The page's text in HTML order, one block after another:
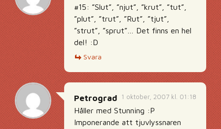
#15: ”Slut”, ”njut”, ”krut”, ”tut”,
”plut”, ”trut”, ”Rut”, ”tjut”,
”strut”, ”sprut”… Det finns en hel
del! :D
Svara
1 oktober, 2007 kl. 01:18
Petrograd
Håller med Stunning :P
Imponerande att tjuvlyssnaren